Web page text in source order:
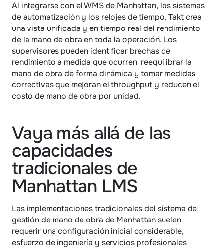
Al integrarse con el WMS de Manhattan, los sistemas
de automatización y los relojes de tiempo, Takt crea
una vista unificada y en tiempo real del rendimiento
de la mano de obra en toda la operación. Los
supervisores pueden identificar brechas de
rendimiento a medida que ocurren, reequilibrar la
mano de obra de forma dinámica y tomar medidas
correctivas que mejoran el throughput y reducen el
costo de mano de obra por unidad.
Vaya más allá de las
capacidades
tradicionales de
Manhattan LMS
Las implementaciones tradicionales del sistema de
gestión de mano de obra de Manhattan suelen
requerir una configuración inicial considerable,
esfuerzo de ingeniería y servicios profesionales